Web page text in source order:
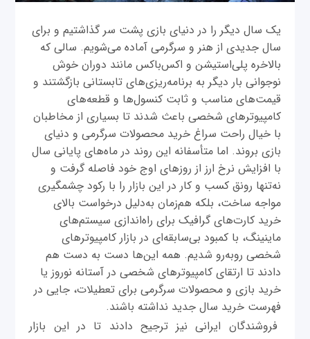
یک سال دیگر را در دنیای بازی پشت سر گذاشتیم و برای
سال جدیدی از هنر و سرگرمی آماده می‌شویم. سالی که
بالاخره پلی‌استیشن و اکس‌باکس مانند دوران خوش
نوجوانی بار دیگر به برنامه‌ریزی‌های تابستانی بازگشتند و
قیمت‌های مناسب و ثابت کنسول‌ها و قطعه‌های
کامپیوترهای شخصی باعث شدند تا بسیاری از مخاطبان
با خیال راحت سراغ خرید محصولات سرگرمی و دنیای
بازی بروند. اما متأسفانه این روند در ماه‌های پایانی سال
با افزایش نرخ ارز از روزهای اوج خود فاصله گرفت و
نه‌تنها رونق کسب ‌و کار در این بازار را با رکود چشمگیری
مواجه ساخت، بلکه هم‌زمان به‌دلیل درخواست بالای
خرید کارت‌های گرافیک برای راه‌اندازی سیستم‌های
ماینینگ، با کمبود بی‌سابقه‌ای در بازار کامپیوتر‌های
شخصی روبه‌رو شدیم. همه این‌ها دست به دست هم
دادند تا ارتقای کامپیوتر‌های شخصی در آستانه نوروز یا
خرید بازی و محصولات سرگرمی برای تعطیلات، جایی در
فهرست خرید سال جدید نداشته باشند.
فروشندگان ایرانی نیز ترجیح دادند تا در این بازار